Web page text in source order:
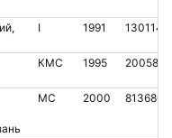
I 1991 1301147
КМС 1995 2005899
МС 2000 8136805